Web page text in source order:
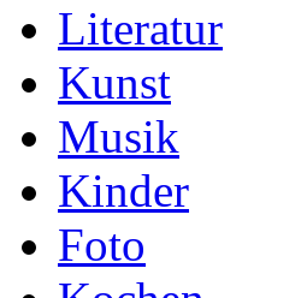
Literatur
Kunst
Musik
Kinder
Foto